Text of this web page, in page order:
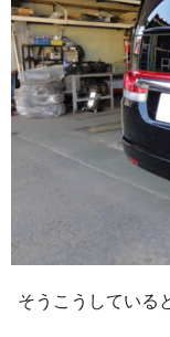
そうこうしている